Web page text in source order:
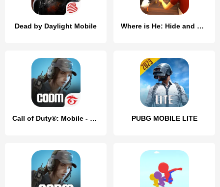
Dead by Daylight Mobile Where is He: Hide and Seek
Call of Duty®: Mobile - Garena PUBG MOBILE LITE